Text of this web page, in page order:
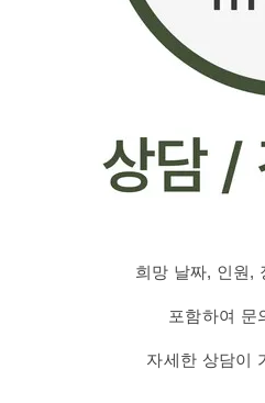
희망 날짜, 인원,
포함하여 문
자세한 상담이